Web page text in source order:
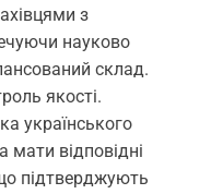
з
науково
склад.
якості.
українського
мати відповідні
підтверджують